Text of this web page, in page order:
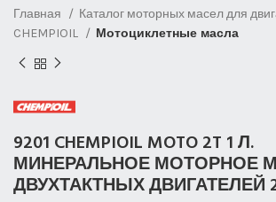
Главная
Каталог моторных масел для
CHEMPIOIL
Мотоциклетные масла
9201 CHEMPIOIL MOTO 2T 1 Л.
МИНЕРАЛЬНОЕ МОТОРНОЕ
ДВУХТАКТНЫХ ДВИГАТЕЛЕЙ